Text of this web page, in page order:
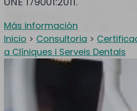
Más información
Inicio > Consultoria >
a Clíniques i Serveis Dentals